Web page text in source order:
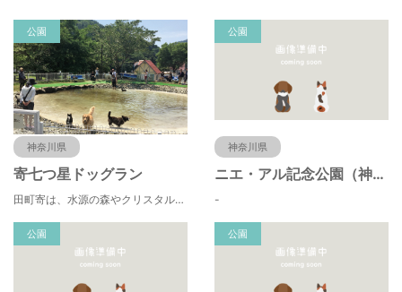
公園
神奈川県
寄七つ星ドッグラン
田町寄は、水源の森やクリスタルな清流 、 満天の星空などの豊かな自然に包まれ、 食や農、芸術の魅力あふれる川の里です。 ドッグランエリアを中心とした『やどりき七つ星ヴィレッジ』を ゆっくりお楽しみください。
公園
神奈川県
ニエ・アル記念公園（神奈川県藤沢市）
-
公園 公園